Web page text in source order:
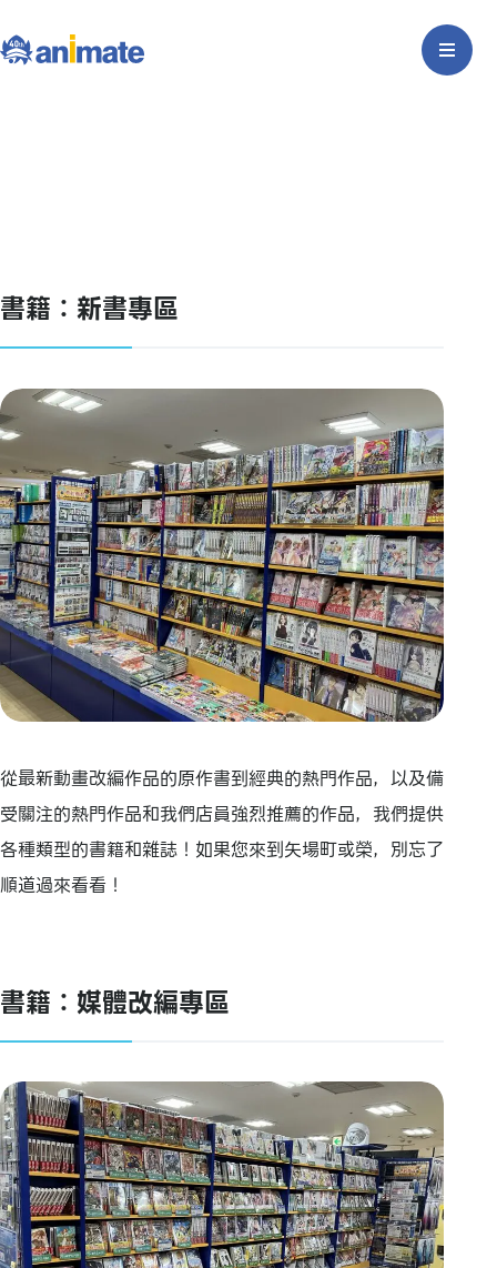
書籍：新書專區
從最新動畫改編作品的原作書到經典的熱門作品，以及備
受關注的熱門作品和我們店員強烈推薦的作品，我們提供
各種類型的書籍和雜誌！如果您來到矢場町或榮，別忘了
順道過來看看！
書籍：媒體改編專區